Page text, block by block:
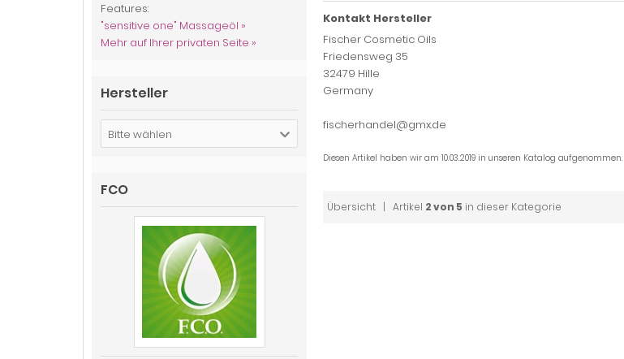
Kontakt Hersteller
Fischer Cosmetic Oils
Friedensweg 35
32479 Hille
Germany
fischerhandel@gmx.de
Diesen Artikel haben wir am 10.03.2019 in unseren Katalog aufgenommen.
Übersicht | Artikel 2 von 5 in dieser Kategorie
Features:
"sensitive one" Massageöl »
Mehr auf Ihrer privaten Seite »
Hersteller
Bitte wählen
FCO